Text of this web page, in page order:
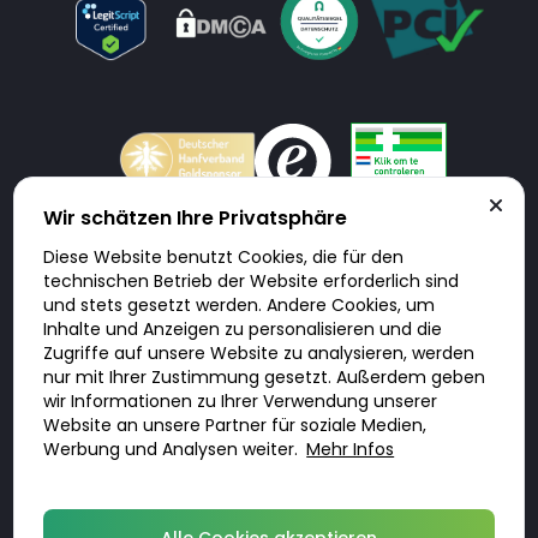
Doktorabc.com ist eine Vermittlungsplattform. Doktorabc ist ausdrücklich
keine Internetapotheke. Doktorabc bietet keine Medikamente oder
sonstige Produkte an oder liefert diese. Jegliche Informationen zu
Produkten, Medikamenten und Preisen auf der Internetseite beinhalten
kein Angebot von Doktorabc an Sie. Für die Einhaltung der in Ihrem Land
geltenden Gesetze und sonstigen Rechtsvorschriften sind Sie als Nutzer
selbst verantwortlich. Die Nutzung unseres Services auf Doktorabc durch
Sie erfolgt auf eigenes Risiko und in eigener Verantwortung. Sie erklären,
diese Internetseite aus eigener Initiative zu besuchen und zu nutzen.
Wir schätzen Ihre Privatsphäre
Diese Website benutzt Cookies, die für den
technischen Betrieb der Website erforderlich sind
und stets gesetzt werden. Andere Cookies, um
Inhalte und Anzeigen zu personalisieren und die
Zugriffe auf unsere Website zu analysieren, werden
nur mit Ihrer Zustimmung gesetzt. Außerdem geben
wir Informationen zu Ihrer Verwendung unserer
Website an unsere Partner für soziale Medien,
Werbung und Analysen weiter. Mehr Infos